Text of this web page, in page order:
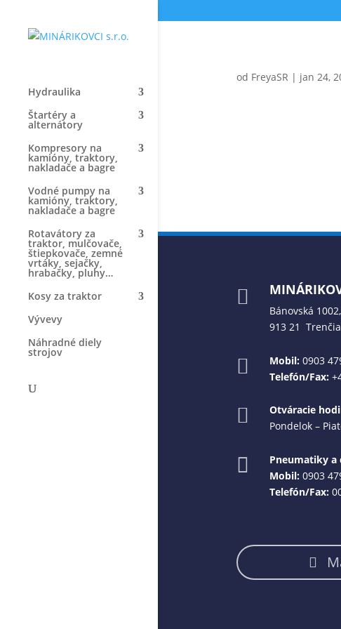
Hydraulika
Štartéry a
alternátory
Kompresory na
kamióny, traktory,
nakladače a bagre
Vodné pumpy na
kamióny, traktory,
nakladače a bagre
Rotavátory za
traktor, mulčovače,
štiepkovače, zemné
vrtáky, sejačky,
hrabačky, pluhy…
Kosy za traktor
Vývevy
Náhradné diely
strojov
od FreyaSR | jan 24,

Bánovská 1002,
913 21
 Mobil: 0903
Telefón/Fax:

Otváracie
Pondelok –

Pneumatiky a
Mobil: 0903
Telefón/Fax: